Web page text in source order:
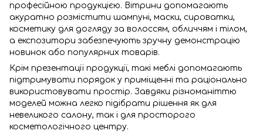
професійною продукцією. Вітрини допомагають
акуратно розмістити шампуні, маски, сироватки,
косметику для догляду за волоссям, обличчям і тілом,
а експозитори забезпечують зручну демонстрацію
новинок або популярних товарів.
Крім презентації продукції, такі меблі допомагають
підтримувати порядок у приміщенні та раціонально
використовувати простір. Завдяки різноманіттю
моделей можна легко підібрати рішення як для
невеликого салону, так і для просторого
косметологічного центру.